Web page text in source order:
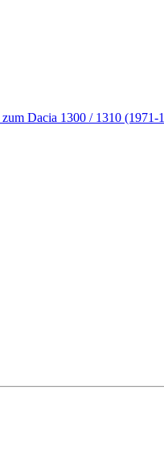
Dacia 1300 / 1310